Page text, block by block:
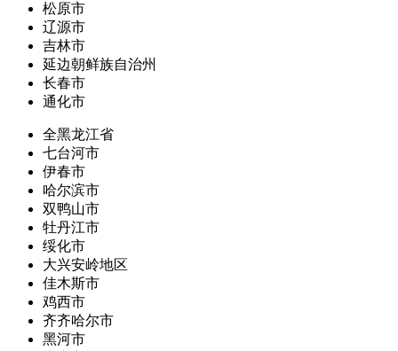
松原市
辽源市
吉林市
延边朝鲜族自治州
长春市
通化市
全黑龙江省
七台河市
伊春市
哈尔滨市
双鸭山市
牡丹江市
绥化市
大兴安岭地区
佳木斯市
鸡西市
齐齐哈尔市
黑河市